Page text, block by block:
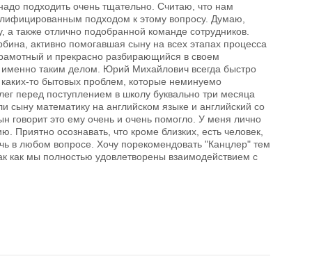
подходить очень тщательно. Считаю, что нам
подходом к этому вопросу. Думаю,
также отлично подобранной команде сотрудников.
активно помогавшая сыну на всех этапах процесса
и прекрасно разбирающийся в своем
таким делом. Юрий Михайлович всегда быстро
то бытовых проблем, которые неминуемо
перед поступлением в школу буквально три месяца
математику на английском языке и английский со
говорит это ему очень и очень помогло. У меня лично
осознавать, что кроме близких, есть человек,
в любом вопросе. Хочу порекомендовать "Канцлер" тем
как мы полностью удовлетворены взаимодействием с